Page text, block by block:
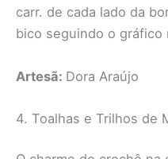
carr. de cada lado da
bico seguindo o gráfico
Artesã: Dora Araújo
4. Toalhas e Trilhos de